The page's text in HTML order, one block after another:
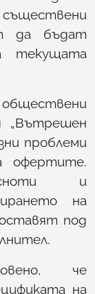
да бъдат
текущата
„Вътрешен
проблеми
офертите.
и
на
под
че
на